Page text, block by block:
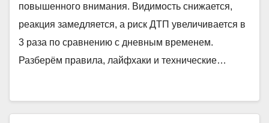
повышенного внимания. Видимость снижается,
реакция замедляется, а риск ДТП увеличивается в
3 раза по сравнению с дневным временем.
Разберём правила, лайфхаки и технические…